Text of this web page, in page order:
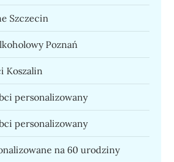
Szczecin
Poznań
Koszalin
personalizowany
personalizowany
na 60 urodziny